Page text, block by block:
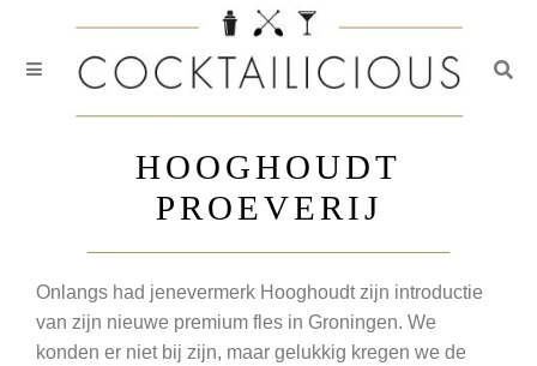
HOOGHOUDT
PROEVERIJ
Onlangs had jenevermerk Hooghoudt zijn introductie
van zijn nieuwe premium fles in Groningen. We
konden er niet bij zijn, maar gelukkig kregen we de